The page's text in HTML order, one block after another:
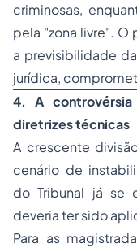
criminosas,
pela "zona livre". O
a previsibilidade
jurídica,
4. A
diretrizes técnicas
A crescente
cenário de
do Tribunal já se
deveria ter sido
Para as